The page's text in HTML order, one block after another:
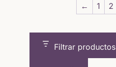
← 1 2
Filtrar productos